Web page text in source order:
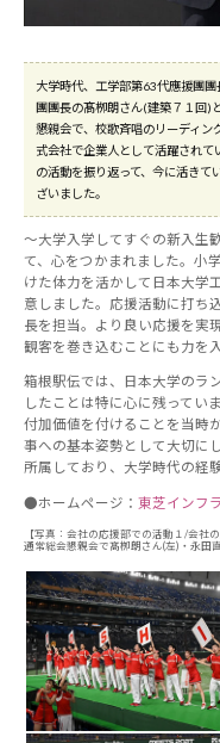
大学時代、工学部第63代應援團
團團長の髙栁朗さん(建築７１回)
懇親会で、校歌斉唱のリーディン
式会社で企業人として活躍され
の活動を振り返って、今に活きて
ざいました。
～大学入学してすぐの新入生
て、心をつかまれました。小
けた体力を活かして日本大学
意しました。応援活動に打ち
長を担当。より良い応援を実
観客を巻き込むことにも力を
箱根駅伝では、日本大学のラ
したことは特に心に残って
付加価値を付けることを当時
事への基本姿勢として大切に
所属しており、大学時代の経
●ホームページ： 東芝インフ
【写真：会社の応援部での活動１/会社
通常総会懇親会で髙栁朗さん(左)・永田